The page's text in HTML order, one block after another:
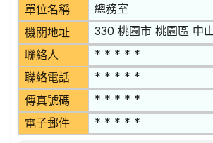
單位名稱 總務室
機關地址 330 桃園市 桃園區 中
聯絡人 * * * * *
聯絡電話 * * * * *
傳真號碼 * * * * *
電子郵件 * * * * *